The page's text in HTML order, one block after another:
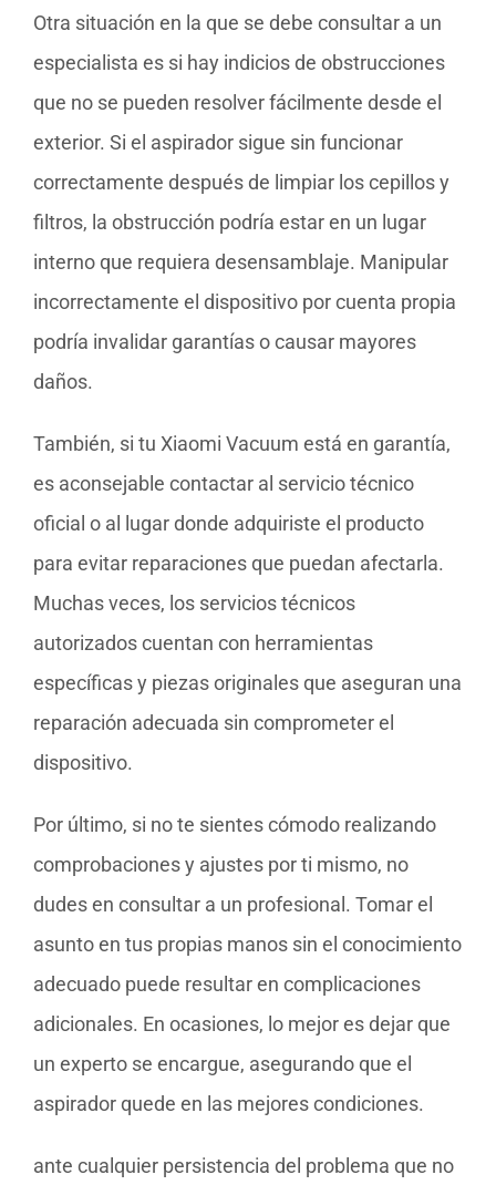
Otra situación en la que se debe consultar a un
especialista es si hay indicios de obstrucciones
que no se pueden resolver fácilmente desde el
exterior. Si el aspirador sigue sin funcionar
correctamente después de limpiar los cepillos y
filtros, la obstrucción podría estar en un lugar
interno que requiera desensamblaje. Manipular
incorrectamente el dispositivo por cuenta propia
podría invalidar garantías o causar mayores
daños.
También, si tu Xiaomi Vacuum está en garantía,
es aconsejable contactar al servicio técnico
oficial o al lugar donde adquiriste el producto
para evitar reparaciones que puedan afectarla.
Muchas veces, los servicios técnicos
autorizados cuentan con herramientas
específicas y piezas originales que aseguran una
reparación adecuada sin comprometer el
dispositivo.
Por último, si no te sientes cómodo realizando
comprobaciones y ajustes por ti mismo, no
dudes en consultar a un profesional. Tomar el
asunto en tus propias manos sin el conocimiento
adecuado puede resultar en complicaciones
adicionales. En ocasiones, lo mejor es dejar que
un experto se encargue, asegurando que el
aspirador quede en las mejores condiciones.
ante cualquier persistencia del problema que no